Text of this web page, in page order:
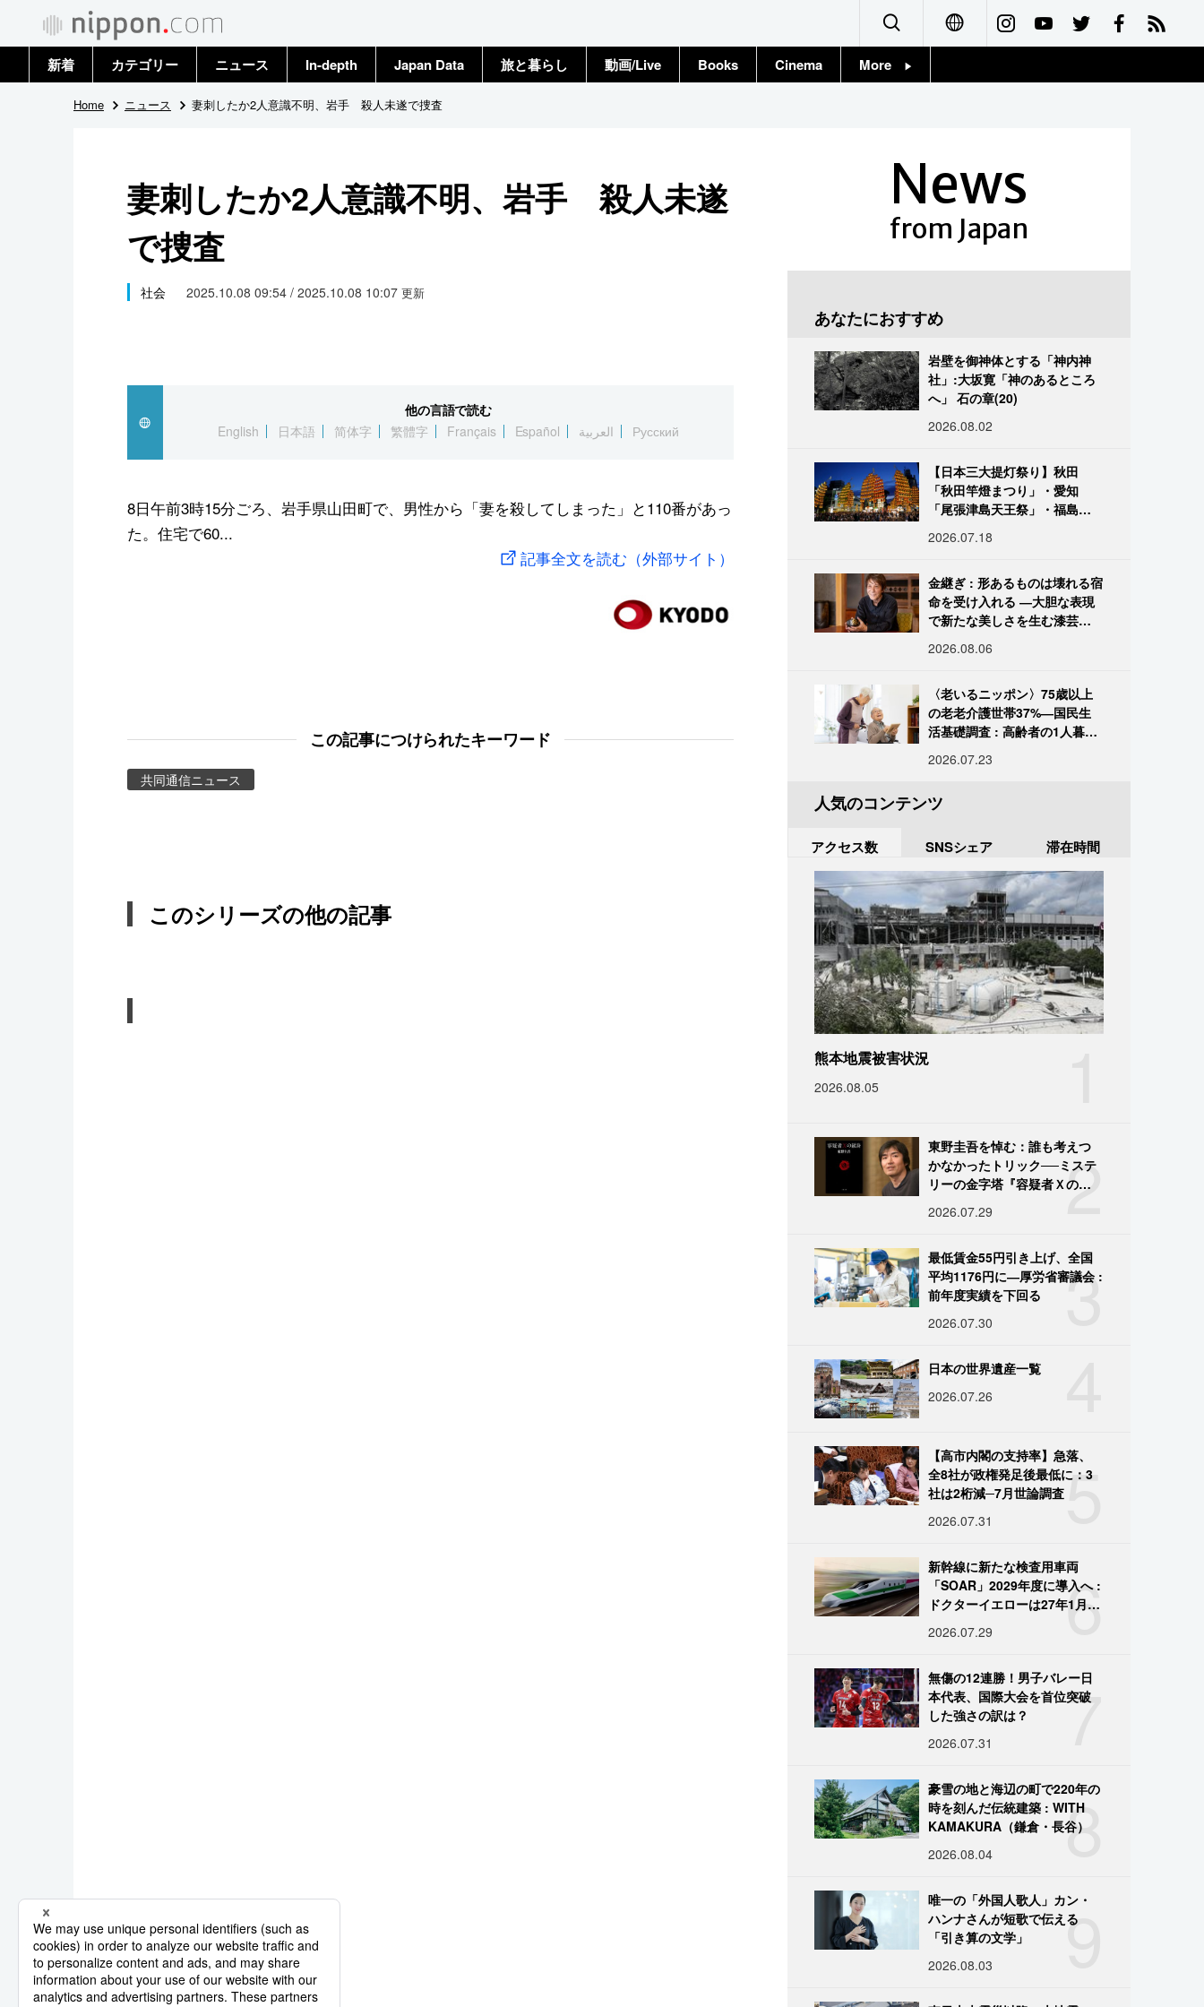
Français
新着 カテゴリー
政治・外交
国際
社会
文化
スポーツ・東京2020
ニュース
トップ
In-depth Japan Data 旅と暮らし 動画/Live Books Cinema More
Home ニュース 妻刺したか2人意識不明、岩手 殺人未遂で捜査
妻刺したか2人意識不明、岩手 殺人未遂
で捜査
社会 2025.10.08 09:54 / 2025.10.08 10:07 更新
他の言語で読む
English
日本語 简体字 繁體字 Français Español العربية Русский
8日午前3時15分ごろ、岩手県山田町で、男性から「妻を殺してしまった」と110番があっ
た。住宅で60...
記事全文を読む（外部サイト）
この記事につけられたキーワード
共同通信ニュース
このシリーズの他の記事
News
from Japan
あなたにおすすめ
岩壁を御神体とする「神内神
社」:大坂寛「神のあるところ
へ」 石の章(20)
2026.08.02
【日本三大提灯祭り】秋田
「秋田竿燈まつり」・愛知
「尾張津島天王祭」・福島
だしい灯火が夜空を照らす光
2026.07.18
金継ぎ : 形あるものは壊れる宿
命を受け入れる ―大胆な表現
で新たな美しさを生む漆芸修
2026.08.06
〈老いるニッポン〉75歳以上
の老老介護世帯37%―国民生
活基礎調査 : 高齢者の1人暮ら
2026.07.23
人気のコンテンツ
アクセス数 SNSシェア 滞在時間
熊本地震被害状況
2026.08.05
2
東野圭吾を悼む：誰も考えつ
かなかったトリック──ミステ
リーの金字塔『容疑者Ｘの献
2026.07.29
3
最低賃金55円引き上げ、全国
平均1176円に―厚労省審議会 :
前年度実績を下回る
2026.07.30
日本の世界遺産一覧
2026.07.26
5
【高市内閣の支持率】急落、
全8社が政権発足後最低に：3
社は2桁減─7月世論調査
2026.07.31
6
新幹線に新たな検査用車両
「SOAR」2029年度に導入へ :
ドクターイエローは27年1月に
2026.07.29
7
無傷の12連勝！男子バレー日
本代表、国際大会を首位突破
した強さの訳は？
2026.07.31
8
豪雪の地と海辺の町で220年の
時を刻んだ伝統建築 : WITH
KAMAKURA（鎌倉・長谷）
2026.08.04
9
唯一の「外国人歌人」カン・
ハンナさんが短歌で伝える
「引き算の文学」
2026.08.03